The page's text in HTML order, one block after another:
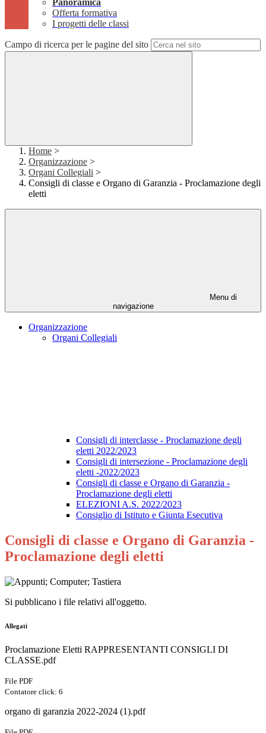
Panoramica
Offerta formativa
I progetti delle classi
Campo di ricerca per le pagine del sito
Home >
Organizzazione >
Organi Collegiali >
Consigli di classe e Organo di Garanzia - Proclamazione degli
eletti
Menu di
navigazione
Organizzazione
Organi Collegiali
Consigli di interclasse - Proclamazione degli
eletti 2022/2023
Consigli di intersezione - Proclamazione degli
eletti -2022/2023
Consigli di classe e Organo di Garanzia -
Proclamazione degli eletti
ELEZIONI A.S. 2022/2023
Consiglio di Istituto e Giunta Esecutiva
Consigli di classe e Organo di Garanzia -
Proclamazione degli eletti
Si pubblicano i file relativi all'oggetto.
Allegati
Proclamazione Eletti RAPPRESENTANTI CONSIGLI DI
CLASSE.pdf
File PDF
Contatore click: 6
organo di garanzia 2022-2024 (1).pdf